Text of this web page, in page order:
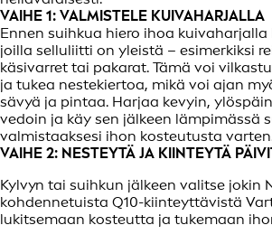
VAIHE 1: VALMISTELE KUIVAHARJALLA
Ennen suihkua hiero ihoa kuivaharjalla
joilla selluliitti on yleistä – esimerkiksi
käsivarret tai pakarat. Tämä voi
ja tukea nestekiertoa, mikä voi ajan
sävyä ja pintaa. Harjaa kevyin,
vedoin ja käy sen jälkeen lämpimässä
valmistaaksesi ihon kosteutusta
VAIHE 2: NESTEYTÄ JA KIINTEYTÄ
Kylvyn tai suihkun jälkeen valitse jokin
kohdennetuista Q10-kiinteyttävistä
lukitsemaan kosteutta ja tukemaan